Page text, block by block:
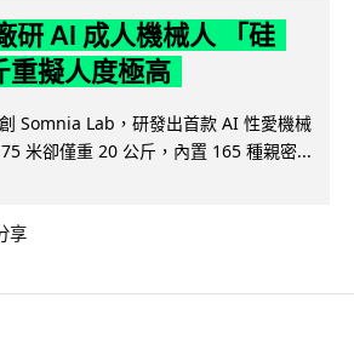
研 AI 成人機械人 「硅
重擬人度極高
Somnia Lab，研發出首款 AI 性愛機械
米卻僅重 20 公斤，內置 165 種親密...
享